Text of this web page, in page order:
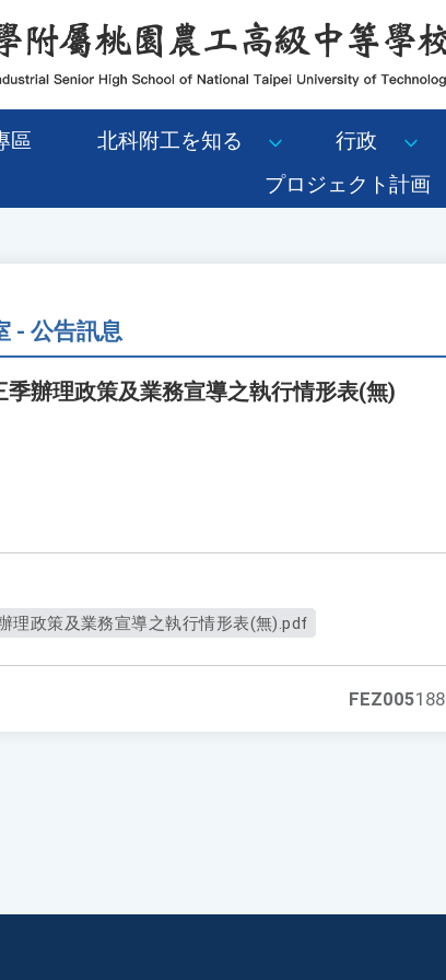
區 北科附工を知る 行政
プロジェクト計画
- 公告訊息
季辦理政策及業務宣導之執行情形表(無)
理政策及業務宣導之執行情形表(無).pdf
FEZ005188